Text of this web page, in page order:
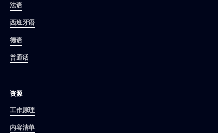
法语
西班牙语
德语
普通话
资源
工作原理
内容清单